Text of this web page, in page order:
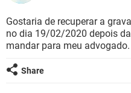
GUIA DE COMPRAS
INSTAGRAM
GUIA DE COMPRAS
CELULAR
OUTLOOK
INSTAGRAM
GUIA DE COMPRAS
CELULAR
INSTAGRAM
Gostaria de recuperar a
no dia 19/02/2020 depois
mandar para meu advogado.
Share